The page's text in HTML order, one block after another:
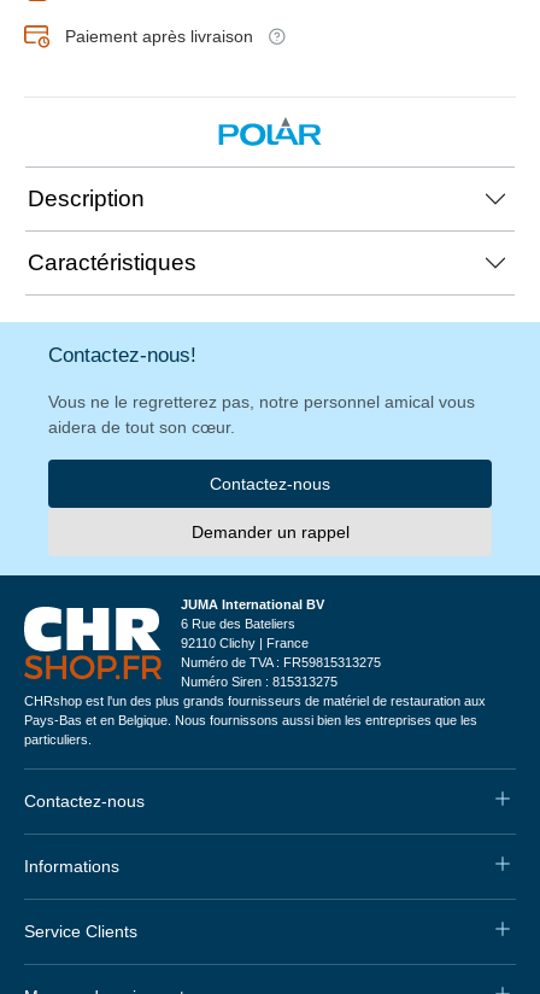
Paiement après livraison
Description
Caractéristiques
Contactez-nous!
Vous ne le regretterez pas, notre personnel amical vous
aidera de tout son cœur.
Contactez-nous
Demander un rappel
JUMA International BV
6 Rue des Bateliers
92110 Clichy | France
Numéro de TVA : FR59815313275
Numéro Siren : 815313275
CHRshop est l'un des plus grands fournisseurs de matériel de restauration aux
Pays-Bas et en Belgique. Nous fournissons aussi bien les entreprises que les
particuliers.
Contactez-nous
Informations
Service Clients